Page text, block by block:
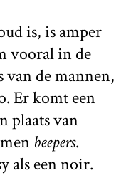
is, is amper
vooral in de
van de mannen,
Er komt een
plaats van
beepers.
als een noir.